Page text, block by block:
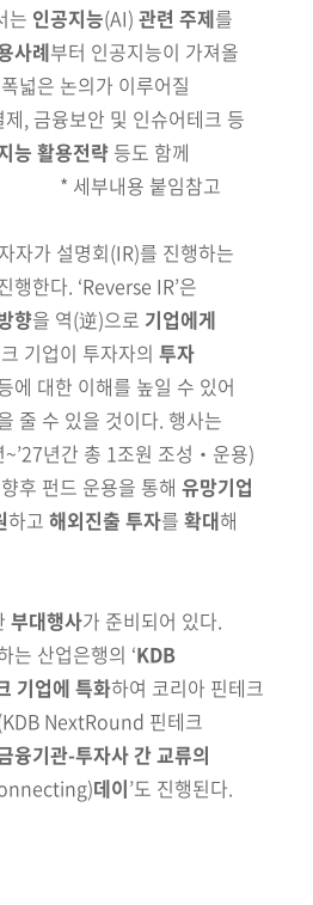
는 인공지능(AI) 관련 주제를
사례부터 인공지능이 가져올
넓은 논의가 이루어질
제, 금융보안 및 인슈어테크 등
능 활용전략 등도 함께
. * 세부내용 붙임참고
자가 설명회(IR)를 진행하는
행한다. ‘Reverse IR’은
향을 역(逆)으로 기업에게
기업이 투자자의 투자
에 대한 이해를 높일 수 있어
줄 수 있을 것이다. 행사는
~’27년간 총 1조원 조성‧운용)
향후 펀드 운용을 통해 유망기업
하고 해외진출 투자를 확대해
부대행사가 준비되어 있다.
는 산업은행의 ‘KDB
기업에 특화하여 코리아 핀테크
NextRound 핀테크
융기관-투자사 간 교류의
데이’도 진행된다.